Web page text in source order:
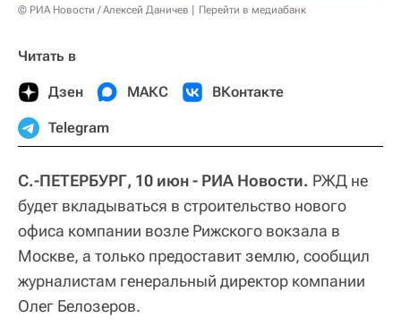
© РИА Новости / Алексей Даничев Перейти в медиабанк
Читать в
Дзен МАКС ВКонтакте
Telegram
С.-ПЕТЕРБУРГ, 10 июн - РИА Новости. РЖД не
будет вкладываться в строительство нового
офиса компании возле Рижского вокзала в
Москве, а только предоставит землю, сообщил
журналистам генеральный директор компании
Олег Белозеров.